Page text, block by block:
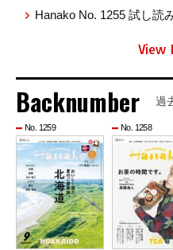
Hanako No. 1255 試し読
View
Backnumber 過
No. 1259 No. 1258